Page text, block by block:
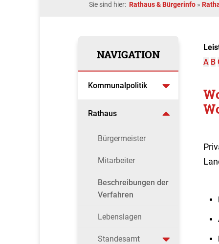
Sie sind hier: Rathaus & Bürgerinfo »
NAVIGATION
Kommunalpolitik
Rathaus
Bürgermeister
Mitarbeiter
Beschreibungen der
Verfahren
Lebenslagen
Standesamt
A B